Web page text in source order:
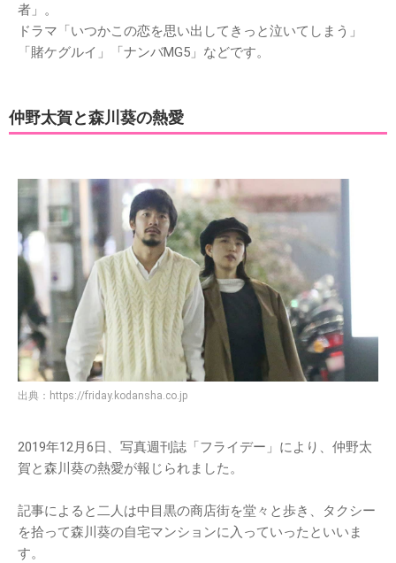
者」。
ドラマ「いつかこの恋を思い出してきっと泣いてしまう」
「賭ケグルイ」「ナンバMG5」などです。
仲野太賀と森川葵の熱愛
出典： https://friday.kodansha.co.jp
2019年12月6日、写真週刊誌「フライデー」により、仲野太
賀と森川葵の熱愛が報じられました。
記事によると二人は中目黒の商店街を堂々と歩き、タクシー
を拾って森川葵の自宅マンションに入っていったといいま
す。